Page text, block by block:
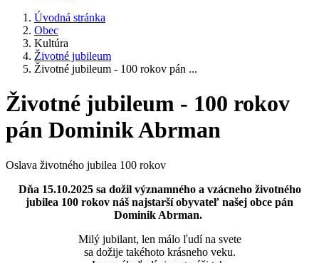
Úvodná stránka
Obec
Kultúra
Životné jubileum
Životné jubileum - 100 rokov pán ...
Životné jubileum - 100 rokov
pán Dominik Abrman
Oslava životného jubilea 100 rokov
Dňa 15.10.2025 sa dožil významného a vzácneho životného
jubilea 100 rokov náš najstarší obyvateľ našej obce pán
Dominik Abrman.
Milý jubilant, len málo ľudí na svete
sa dožije takéhoto krásneho veku.